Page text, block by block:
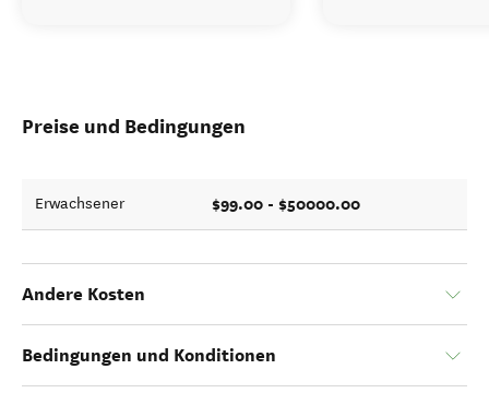
Preise und Bedingungen
Erwachsener $99.00 - $50000.00
Andere Kosten
Bedingungen und Konditionen